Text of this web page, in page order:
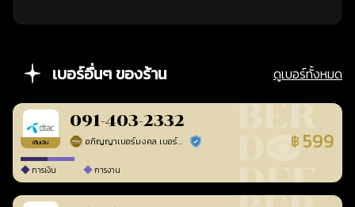
เบอร์อื่นๆ ของร้าน ดูเบอร์ทั้งหมด
เติมเงิน
091-403-2332
อภิญญาเบอร์มงคล เบอร์สวยเลขศาสตร์ ร้านยืนยันแล้ว ฿ 599
การเงิน การงาน